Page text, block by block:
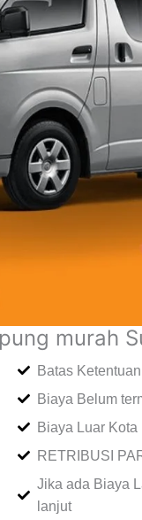
murah
Batas
Biaya Belum
Biaya Luar
RETRIBUSI
Jika ada Biaya
lanjut